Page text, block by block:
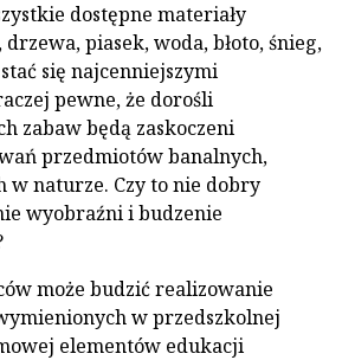
dostępne materiały
piasek, woda, błoto, śnieg,
się najcenniejszymi
pewne, że dorośli
zabaw będą zaskoczeni
przedmiotów banalnych,
w naturze. Czy to nie dobry
wyobraźni i budzenie
może budzić realizowanie
w przedszkolnej
elementów edukacji